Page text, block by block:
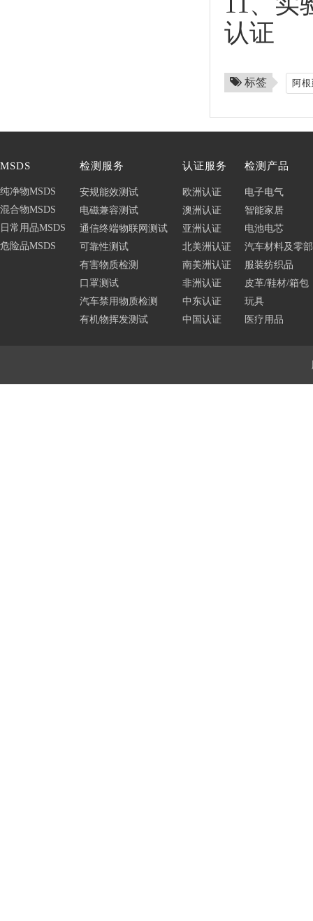
认证
标签 阿
MSDS
纯净物MSDS
混合物MSDS
日常用品MSDS
危险品MSDS
检测服务
安规能效测试
电磁兼容测试
通信终端物联网测试
可靠性测试
有害物质检测
口罩测试
汽车禁用物质检测
有机物挥发测试
认证服务
欧洲认证
澳洲认证
亚洲认证
北美洲认证
南美洲认证
非洲认证
中东认证
中国认证
检测产品
电子电气
智能家居
电池电芯
汽车材料及零
服装纺织品
皮革/鞋材/箱包
玩具
医疗用品